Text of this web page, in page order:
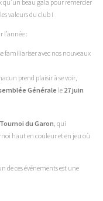
qu’un beau gala pour remercier
valeurs du club !
l’année :
familiariser avec nos nouveaux
prend plaisir à se voir,
Générale le 27 juin
Tournoi du Garon, qui
haut en couleur et en jeu où
de ces événements est une